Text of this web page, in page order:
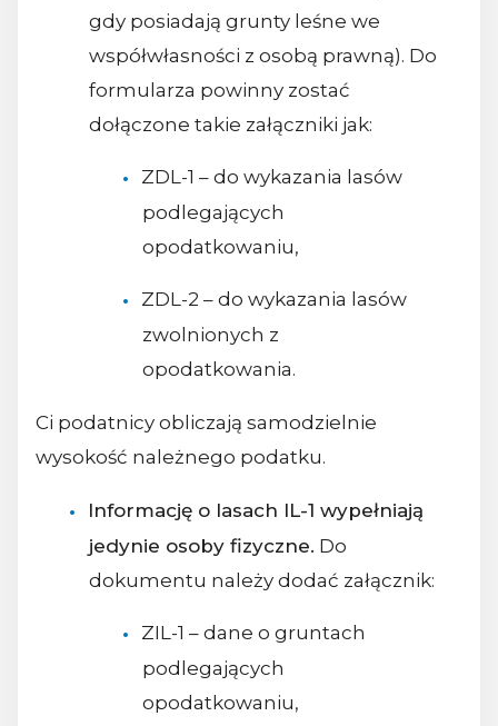
gdy posiadają grunty leśne we
współwłasności z osobą prawną). Do
formularza powinny zostać
dołączone takie załączniki jak:
ZDL-1 – do wykazania lasów
podlegających
opodatkowaniu,
ZDL-2 – do wykazania lasów
zwolnionych z
opodatkowania.
Ci podatnicy obliczają samodzielnie
wysokość należnego podatku.
Informację o lasach IL-1 wypełniają
jedynie osoby fizyczne. Do
dokumentu należy dodać załącznik:
ZIL-1 – dane o gruntach
podlegających
opodatkowaniu,